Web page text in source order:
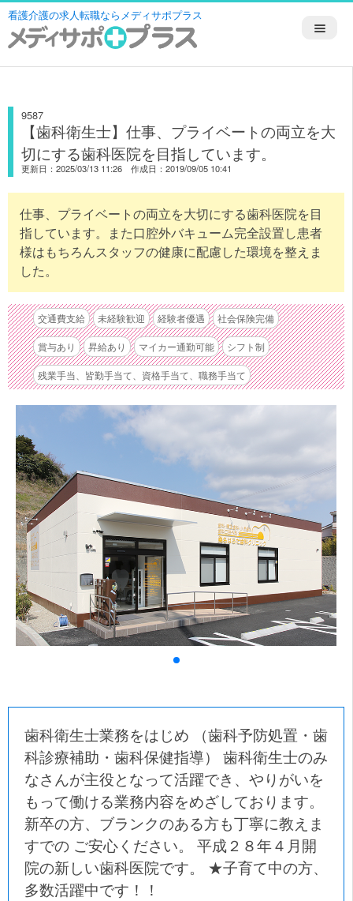
看護介護の求人転職ならメディサポプラス
9587
【歯科衛生士】仕事、プライベートの両立を大
切にする歯科医院を目指しています。
更新日：2025/03/13 11:26 作成日：2019/09/05 10:41
仕事、プライベートの両立を大切にする歯科医院を目
指しています。また口腔外バキューム完全設置し患者
様はもちろんスタッフの健康に配慮した環境を整えま
した。
交通費支給 未経験歓迎 経験者優遇 社会保険完備
賞与あり 昇給あり マイカー通勤可能 シフト制
残業手当、皆勤手当て、資格手当て、職務手当て
歯科衛生士業務をはじめ （歯科予防処置・歯
科診療補助・歯科保健指導） 歯科衛生士のみ
なさんが主役となって活躍でき、やりがいを
もって働ける業務内容をめざしております。
新卒の方、ブランクのある方も丁寧に教えま
すでの ご安心ください。 平成２８年４月開
院の新しい歯科医院です。 ★子育て中の方、
多数活躍中です！！